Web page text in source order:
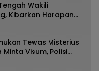
Wakili
Kibarkan Harapan
Dunia
Tewas Misterius
Visum, Polisi
Kematian